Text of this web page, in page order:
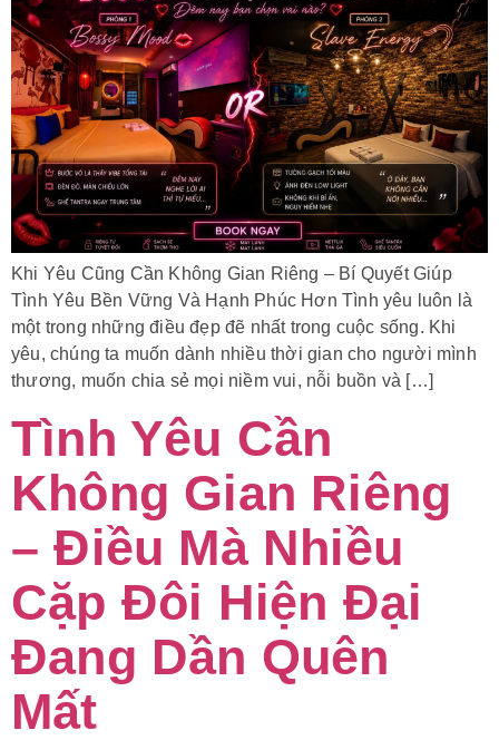
Khi Yêu Cũng Cần Không Gian Riêng – Bí Quyết Giúp
Tình Yêu Bền Vững Và Hạnh Phúc Hơn Tình yêu luôn là
một trong những điều đẹp đẽ nhất trong cuộc sống. Khi
yêu, chúng ta muốn dành nhiều thời gian cho người mình
thương, muốn chia sẻ mọi niềm vui, nỗi buồn và […]
Tình Yêu Cần
Không Gian Riêng
– Điều Mà Nhiều
Cặp Đôi Hiện Đại
Đang Dần Quên
Mất